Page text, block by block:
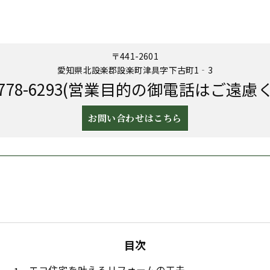
〒441-2601
愛知県北設楽郡設楽町津具字下古町1‐3
6293(営業目的の御電話はご遠慮
お問い合わせはこちら
目次